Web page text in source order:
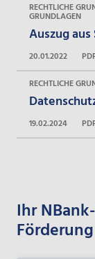
RECHTLICHE
GRUNDLAGEN
Auszug
20.01.2022
RECHTLICHE
19.02.2024
Ihr
Förderung